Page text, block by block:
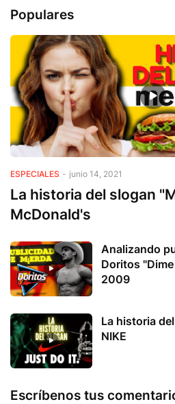
Populares
ESPECIALES - junio 14, 2021
La historia del slogan
McDonald's
Analizando
Doritos
2009
La historia
NIKE
Escríbenos tus